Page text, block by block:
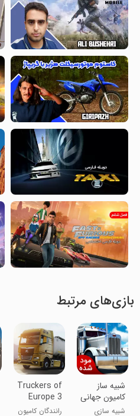
بازی‌های مرتبط
شبیه ساز
کامیون جهانی
| نسخه مود
شبیه سازی
Truckers of
Europe 3
رانندگان کامیون